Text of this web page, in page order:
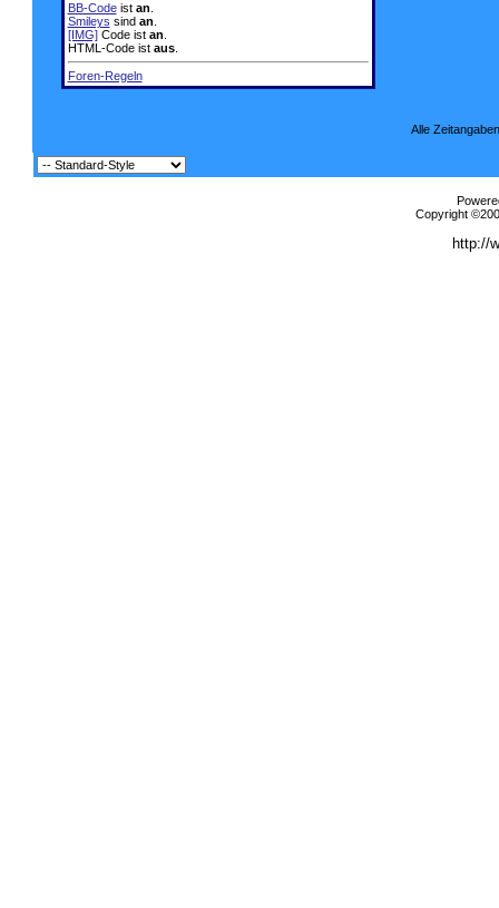
BB-Codeist an
Smileys sind an
[IMG]Code ist an
HTML-Code ist aus.
Foren-Regeln
Alle
Copyright
http://